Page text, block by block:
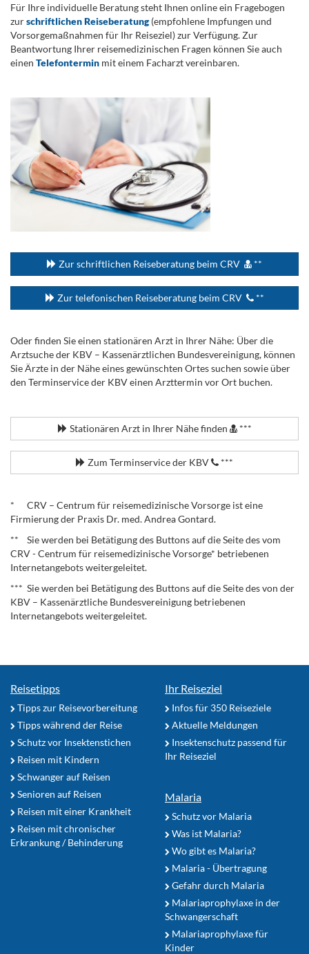
Für Ihre individuelle Beratung steht Ihnen online ein Fragebogen
zurschriftlichen Reiseberatung(empfohlene Impfungen und
Vorsorgemaßnahmen für Ihr Reiseziel) zur Verfügung. Zur
Beantwortung Ihrer reisemedizinischen Fragen können Sie auch
einen Telefontermin mit einem Facharzt vereinbaren.
Zur schriftlichen Reiseberatung beim CRV **
Zur telefonischen Reiseberatung beim CRV **
Oder finden Sie einen stationären Arzt in Ihrer Nähe: Über die
Arztsuche der KBV – Kassenärztlichen Bundesvereinigung, können
Sie Ärzte in der Nähe eines gewünschten Ortes suchen sowie über
den Terminservice der KBV einen Arzttermin vor Ort buchen.
Stationären Arzt in Ihrer Nähe finden ***
Zum Terminservice der KBV ***
* CRV – Centrum für reisemedizinische Vorsorge ist eine
Firmierung der Praxis Dr. med. Andrea Gontard.
** Sie werden bei Betätigung des Buttons auf die Seite des vom
CRV - Centrum für reisemedizinische Vorsorge* betriebenen
Internetangebots weitergeleitet.
*** Sie werden bei Betätigung des Buttons auf die Seite des von der
KBV – Kassenärztliche Bundesvereinigung betriebenen
Internetangebots weitergeleitet.
Reisetipps
Tipps zur Reisevorbereitung
Tipps während der Reise
Schutz vor Insektenstichen
Reisen mit Kindern
Schwanger auf Reisen
Senioren auf Reisen
Reisen mit einer Krankheit
Reisen mit chronischer
Erkrankung / Behinderung
Ihr Reiseziel
Infos für 350 Reiseziele
Aktuelle Meldungen
Insektenschutz passend für
Ihr Reiseziel
Malaria
Schutz vor Malaria
Was ist Malaria?
Wo gibt es Malaria?
Malaria - Übertragung
Gefahr durch Malaria
Malariaprophylaxe in der
Schwangerschaft
Malariaprophylaxe für
Kinder